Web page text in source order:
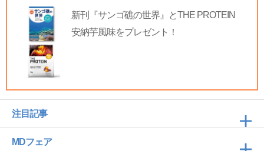
新刊『サンゴ礁の世界』とTHE PROTEIN
安納芋風味をプレゼント！
注目記事
MDフェア